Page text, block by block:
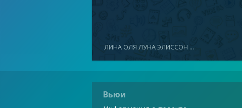
ЛИНА ОЛЯ ЛУНА ЭЛИССОН ...
Вьюи